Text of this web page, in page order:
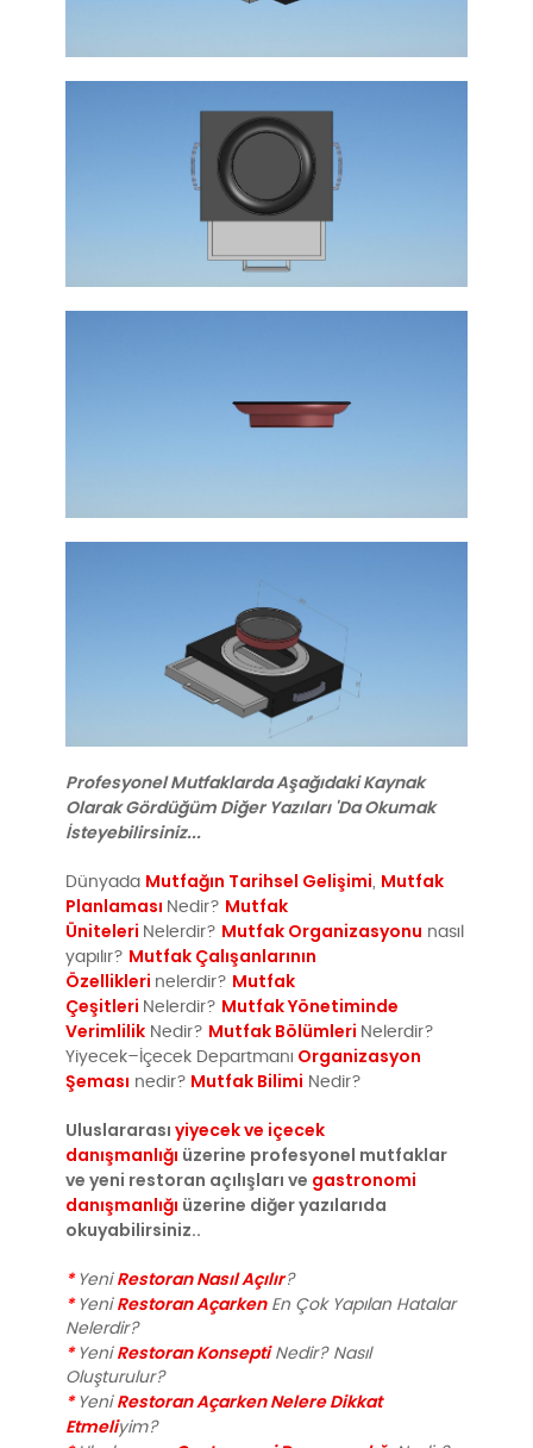
Profesyonel Mutfaklarda Aşağıdaki Kaynak
Olarak Gördüğüm Diğer Yazıları 'Da Okumak
İsteyebilirsiniz...
Dünyada Mutfağın Tarihsel Gelişimi, Mutfak
Planlaması Nedir? Mutfak
Üniteleri Nelerdir? Mutfak Organizasyonu nasıl
yapılır? Mutfak Çalışanlarının
Özellikleri nelerdir? Mutfak
Çeşitleri Nelerdir? Mutfak Yönetiminde
Verimlilik Nedir? Mutfak Bölümleri Nelerdir?
Yiyecek–İçecek Departmanı Organizasyon
Şeması nedir? Mutfak Bilimi Nedir?
Uluslararasıyiyecek ve içecek
danışmanlığı üzerine profesyonel mutfaklar
ve yeni restoran açılışları ve gastronomi
danışmanlığı üzerine diğer yazılarıda
okuyabilirsiniz..
* Yeni Restoran Nasıl Açılır?
* Yeni Restoran AçarkenEn Çok Yapılan Hatalar
Nelerdir?
* Yeni Restoran KonseptiNedir? Nasıl
Oluşturulur?
* Yeni Restoran Açarken Nelere Dikkat
Etmeliyim?